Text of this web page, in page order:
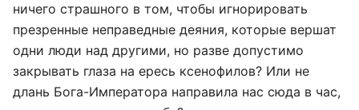
ничего страшного в том, чтобы игнорировать
презренные неправедные деяния, которые вершат
одни люди над другими, но разве допустимо
закрывать глаза на ересь ксенофилов? Или не
длань Бога-Императора направила нас сюда в час,